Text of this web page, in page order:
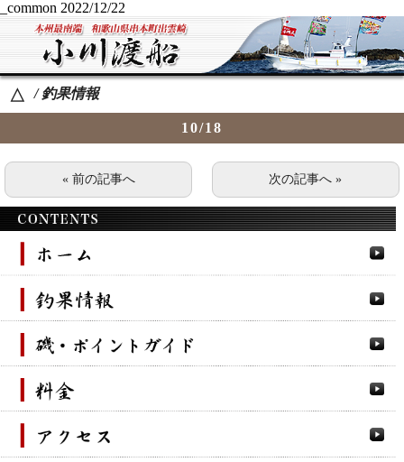
_common 2022/12/22
△ / 釣果情報
10/18
« 前の記事へ 次の記事へ »